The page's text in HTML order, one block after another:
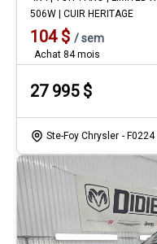
506W | CUIR HERITAGE
104$ /sem
Achat 84 mois
27 995$
Ste-Foy Chrysler - F0224